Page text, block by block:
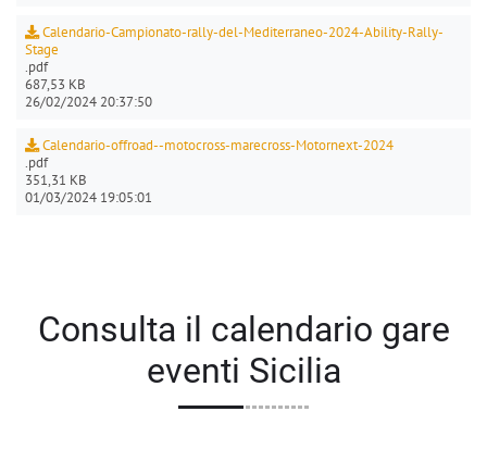
Calendario-Campionato-rally-del-Mediterraneo-2024-Ability-Rally-
Stage
.pdf
687,53 KB
26/02/2024 20:37:50
Calendario-offroad--motocross-marecross-Motornext-2024
.pdf
351,31 KB
01/03/2024 19:05:01
Consulta il calendario gare
eventi Sicilia